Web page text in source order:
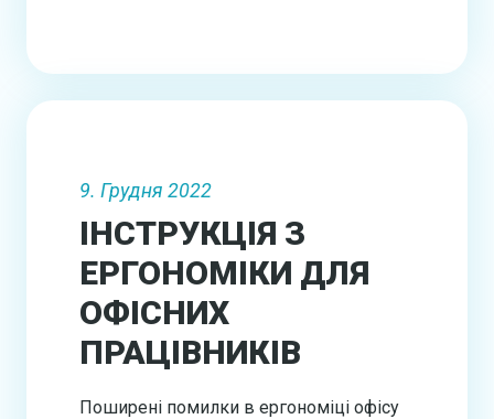
9. Грудня 2022
ІНСТРУКЦІЯ З
ЕРГОНОМІКИ ДЛЯ
ОФІСНИХ
ПРАЦІВНИКІВ
Поширені помилки в ергономіці офісу